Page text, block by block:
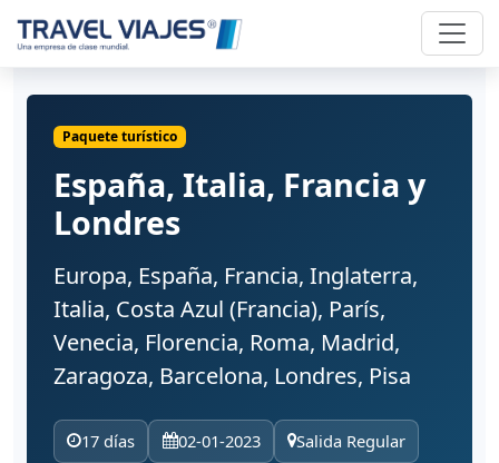
Paquete turístico
España, Italia, Francia y
Londres
Europa, España, Francia, Inglaterra,
Italia, Costa Azul (Francia), París,
Venecia, Florencia, Roma, Madrid,
Zaragoza, Barcelona, Londres, Pisa
17 días 02-01-2023 Salida Regular